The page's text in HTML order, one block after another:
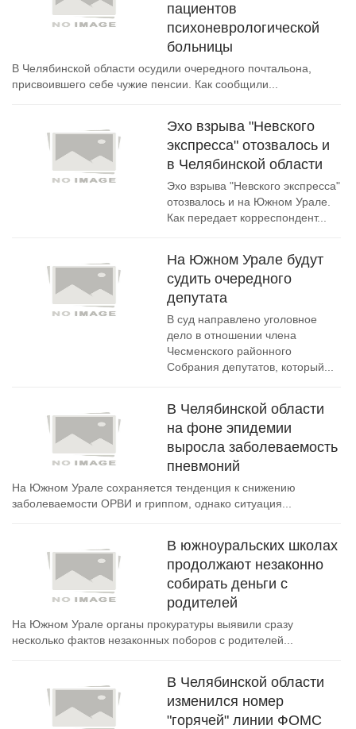
пациентов
психоневрологической
больницы
В Челябинской области осудили очередного почтальона,
присвоившего себе чужие пенсии. Как сообщили...
Эхо взрыва "Невского
экспресса" отозвалось и
в Челябинской области
Эхо взрыва "Невского экспресса"
отозвалось и на Южном Урале.
Как передает корреспондент...
На Южном Урале будут
судить очередного
депутата
В суд направлено уголовное
дело в отношении члена
Чесменского районного
Собрания депутатов, который...
В Челябинской области
на фоне эпидемии
выросла заболеваемость
пневмоний
На Южном Урале сохраняется тенденция к снижению
заболеваемости ОРВИ и гриппом, однако ситуация...
В южноуральских школах
продолжают незаконно
собирать деньги с
родителей
На Южном Урале органы прокуратуры выявили сразу
несколько фактов незаконных поборов с родителей...
В Челябинской области
изменился номер
"горячей" линии ФОМС